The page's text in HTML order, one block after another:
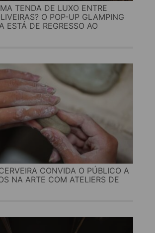
TENDA DE LUXO ENTRE
O POP-UP GLAMPING
ESTÁ DE REGRESSO AO
CONVIDA O PÚBLICO A
NA ARTE COM ATELIERS DE